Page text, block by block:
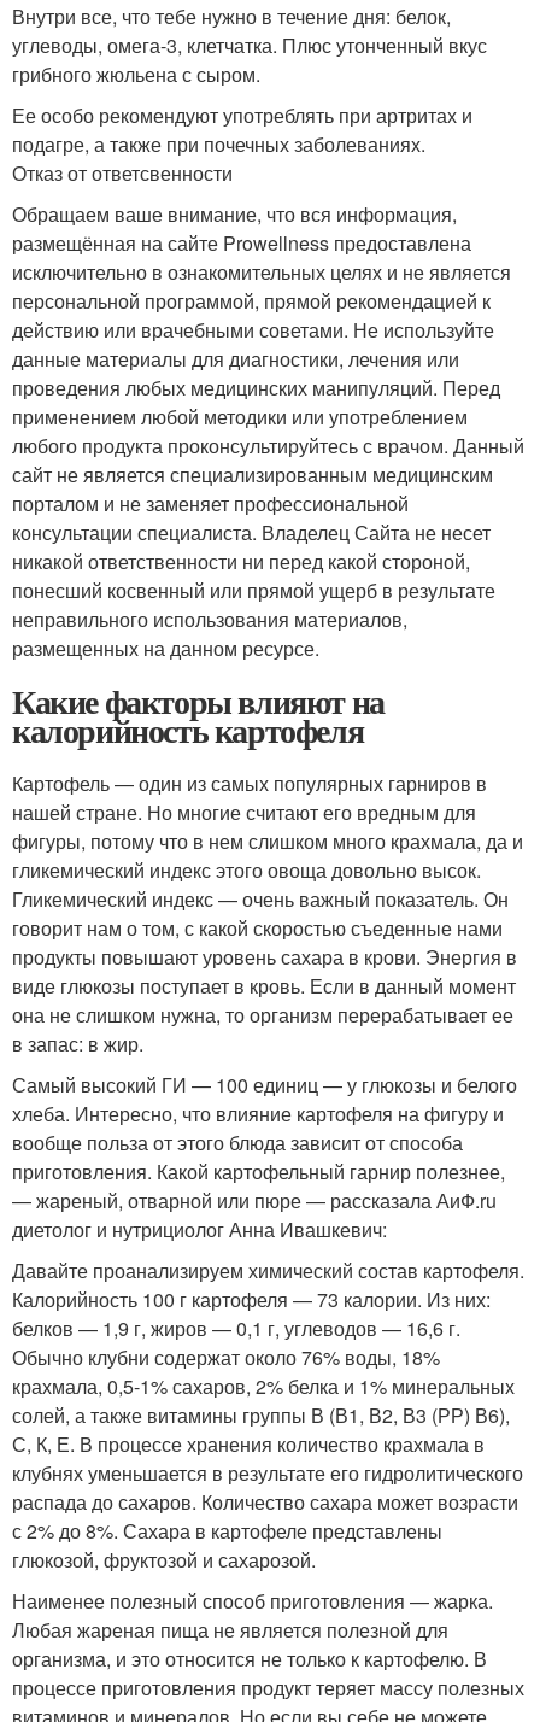
Внутри все, что тебе нужно в течение дня: белок,
углеводы, омега-3, клетчатка. Плюс утонченный вкус
грибного жюльена с сыром.
Ее особо рекомендуют употреблять при артритах и
подагре, а также при почечных заболеваниях.
Отказ от ответсвенности
Обращаем ваше внимание, что вся информация,
размещённая на сайте Prowellness предоставлена
исключительно в ознакомительных целях и не является
персональной программой, прямой рекомендацией к
действию или врачебными советами. Не используйте
данные материалы для диагностики, лечения или
проведения любых медицинских манипуляций. Перед
применением любой методики или употреблением
любого продукта проконсультируйтесь с врачом. Данный
сайт не является специализированным медицинским
порталом и не заменяет профессиональной
консультации специалиста. Владелец Сайта не несет
никакой ответственности ни перед какой стороной,
понесший косвенный или прямой ущерб в результате
неправильного использования материалов,
размещенных на данном ресурсе.
Какие факторы влияют на
калорийность картофеля
Картофель — один из самых популярных гарниров в
нашей стране. Но многие считают его вредным для
фигуры, потому что в нем слишком много крахмала, да и
гликемический индекс этого овоща довольно высок.
Гликемический индекс — очень важный показатель. Он
говорит нам о том, с какой скоростью съеденные нами
продукты повышают уровень сахара в крови. Энергия в
виде глюкозы поступает в кровь. Если в данный момент
она не слишком нужна, то организм перерабатывает ее
в запас: в жир.
Самый высокий ГИ — 100 единиц — у глюкозы и белого
хлеба. Интересно, что влияние картофеля на фигуру и
вообще польза от этого блюда зависит от способа
приготовления. Какой картофельный гарнир полезнее,
— жареный, отварной или пюре — рассказала АиФ.ru
диетолог и нутрициолог Анна Ивашкевич:
Давайте проанализируем химический состав картофеля.
Калорийность 100 г картофеля — 73 калории. Из них:
белков — 1,9 г, жиров — 0,1 г, углеводов — 16,6 г.
Обычно клубни содержат около 76% воды, 18%
крахмала, 0,5-1% сахаров, 2% белка и 1% минеральных
солей, а также витамины группы В (В1, В2, В3 (РР) В6),
С, К, Е. В процессе хранения количество крахмала в
клубнях уменьшается в результате его гидролитического
распада до сахаров. Количество сахара может возрасти
с 2% до 8%. Сахара в картофеле представлены
глюкозой, фруктозой и сахарозой.
Наименее полезный способ приготовления — жарка.
Любая жареная пища не является полезной для
организма, и это относится не только к картофелю. В
процессе приготовления продукт теряет массу полезных
витаминов и минералов. Но если вы себе не можете